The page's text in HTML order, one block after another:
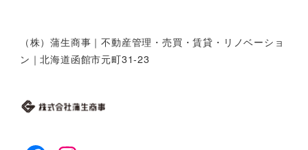
（株）蒲生商事｜不動産管理・売買・賃貸・リノベーショ
ン｜北海道函館市元町31-23